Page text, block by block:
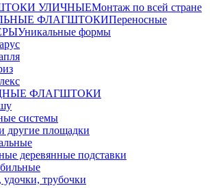
УЛИЧНЫЕМонтаж по всей стране
ФЛАГШТОКИПереносные
Уникальные формы
ФЛАГШТОКИ
системы
другие площадки
деревянные подставки
удочки, трубочки